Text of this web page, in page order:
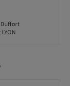
Duffort